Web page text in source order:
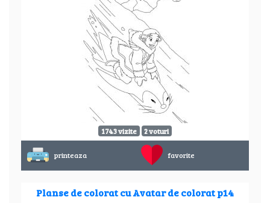
1743 vizite 2 voturi
printeaza favorite
Planse de colorat cu Avatar de colorat p14